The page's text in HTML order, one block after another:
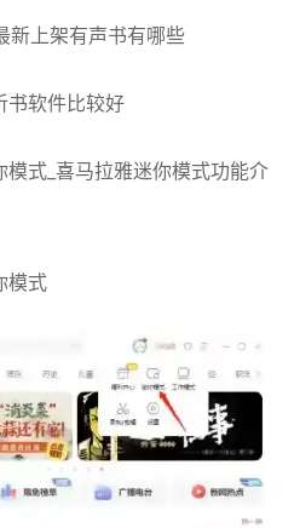
新上架有声书有哪些
书软件比较好
式_喜马拉雅迷你模式功能介
模式